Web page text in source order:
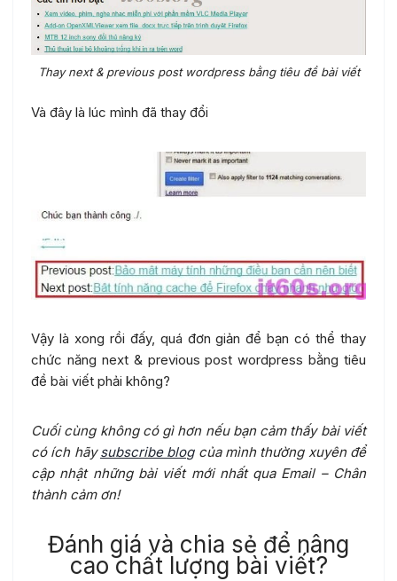
Thay next & previous post wordpress bằng tiêu đề bài viết
Và đây là lúc mình đã thay đổi
Vậy là xong rồi đấy, quá đơn giản để bạn có thể thay
chức năng next & previous post wordpress bằng tiêu
đề bài viết phải không?
Cuối cùng không có gì hơn nếu bạn cảm thấy bài viết
có ích hãysubscribe blogcủa mình thường xuyên để
cập nhật những bài viết mới nhất qua Email – Chân
thành cảm ơn!
Đánh giá và chia sẻ để nâng
cao chất lượng bài viết?